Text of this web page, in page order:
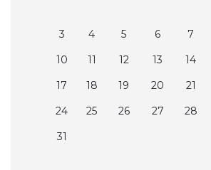
3
4 5 6 7
10
11 12 13 14
17
18 19 20 21
24
25 26 27 28
31